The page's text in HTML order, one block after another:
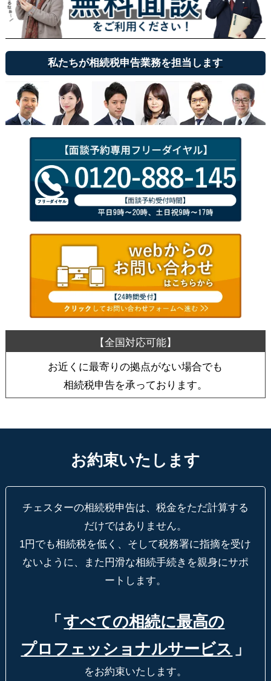
私たちが相続税申告業務を担当します
お近くに最寄りの拠点がない場合でも
相続税申告を承っております。
お約束いたします
チェスターの相続税申告は、税金をただ計算する
だけではありません。
1円でも相続税を低く、そして税務署に指摘を受け
ないように、
また円滑な相続手続きを親身にサポ
ートします。
「 すべての相続に最高の
プロフェッショナルサービス 」
をお約束いたします。